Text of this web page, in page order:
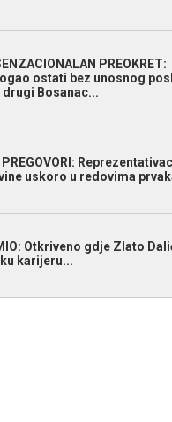
PREOKRET:
ostati bez unosnog
Bosanac...
PREGOVORI: Reprezentativac
uskoro u redovima
Otkriveno gdje Zlato
karijeru...